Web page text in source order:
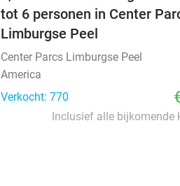
tot 6 personen in Center
Limburgse Peel
Center Parcs Limburgse Peel
America
Verkocht: 770
Inclusief alle bijkomende